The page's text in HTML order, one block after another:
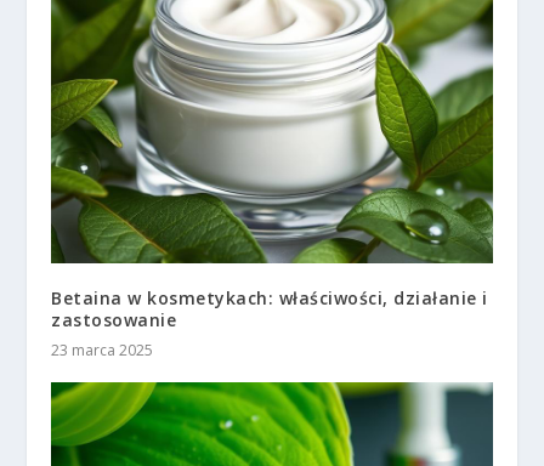
Betaina w kosmetykach: właściwości, działanie i
zastosowanie
23 marca 2025